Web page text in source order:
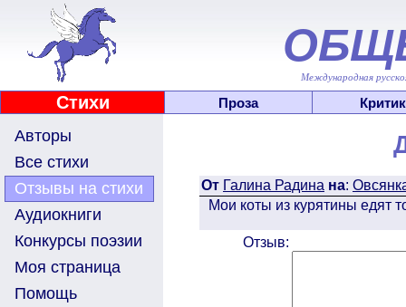
Международная
Стихи Проза
Авторы
Все стихи
Отзывы на стихи
Аудиокниги
Конкурсы поэзии
Моя страница
Помощь
От Галина Радина на:
Мои коты из курятины едят
Отзыв: